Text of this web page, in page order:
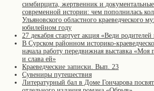
симбирцита, жертвенник и документальные
современной истории: чем пополнилась
Ульяновского областного краеведческого
юбилейном году
27 декабря стартует акция «Веди
В Сурском районном историко-
начала работу передвижная выставка «Моя
и слава ей»
Краеведческие записки. Вып. 23
Сувениры путешествия
Литературный бал в Доме Гончарова